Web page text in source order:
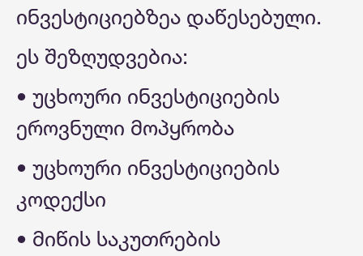
ინვესტიციებზეა დაწესებული.
ეს შეზღუდვებია:
• უცხოური ინვესტიციების
ეროვნული მოპყრობა
• უცხოური ინვესტიციების
კოდექსი
• მიწის საკუთრების